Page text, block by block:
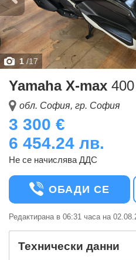
1/17
Yamaha X-max
обл. София, гр. София
3 300 €
6 454.24 лв.
Не се начислява ДДС
ОБАДИ СЕ
Редактирана в 06:31 часа на
Технически данни